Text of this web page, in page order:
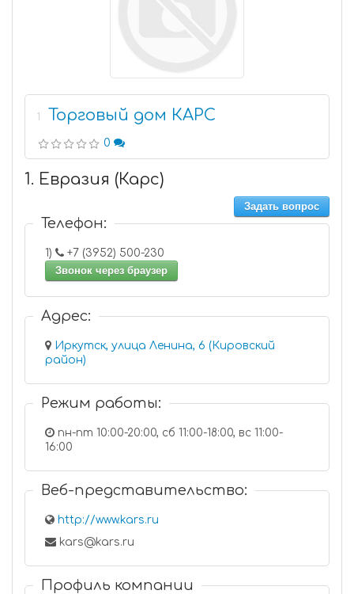
1 Торговый дом КАРС
0
1. Евразия (Карс)
Задать вопрос
Телефон:
1)
+7 (3952) 500-230
Звонок через браузер
Адрес:
Иркутск, улица Ленина, 6 (Кировский
район)
Режим работы:
пн-пт 10:00-20:00, сб 11:00-18:00, вс 11:00-
16:00
Веб-представительство:
http://www.kars.ru
kars@kars.ru
Профиль компании